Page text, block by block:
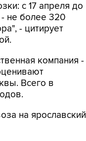
с 17 апреля до
не более 320
- цитирует
компания -
Всего в
на ярославский